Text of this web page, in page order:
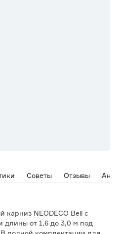
Советы Отзывы
карниз NEODECO Bell с
длины от 1,6 до 3,0 м под